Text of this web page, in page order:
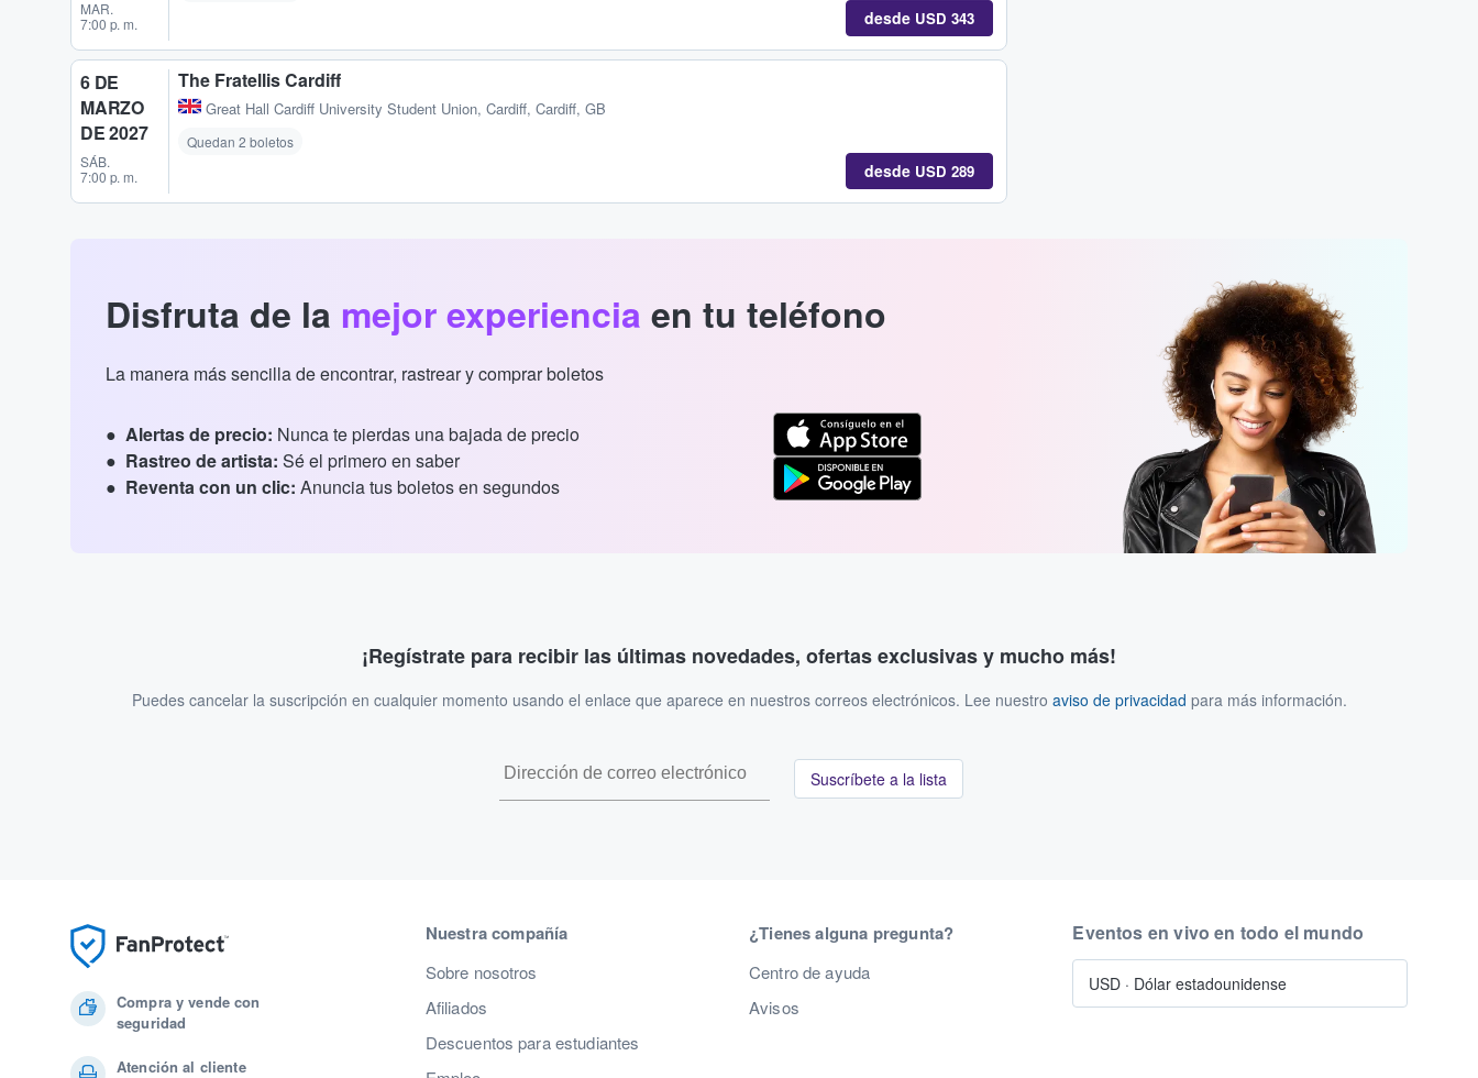
MAR.
7:00 p. m.
desde USD 343
6 DE
MARZO
DE 2027
SÁB.
7:00 p. m.
The Fratellis Cardiff
Great Hall Cardiff University Student Union, Cardiff, Cardiff, GB
Quedan 2 boletos
desde USD 289
Disfruta de la mejor experiencia en tu teléfono
La manera más sencilla de encontrar, rastrear y comprar boletos
Alertas de precio: Nunca te pierdas una bajada de precio
Rastreo de artista: Sé el primero en saber
Reventa con un clic: Anuncia tus boletos en segundos
¡Regístrate para recibir las últimas novedades, ofertas exclusivas y mucho más!
Puedes cancelar la suscripción en cualquier momento usando el enlace que aparece en nuestros correos electrónicos. Lee nuestro aviso de privacidad para más información.
Suscríbete a la lista
Compra y vende con
seguridad
Atención al cliente
Nuestra compañía
Sobre nosotros
Afiliados
Descuentos para estudiantes
¿Tienes alguna pregunta?
Centro de ayuda
Avisos
Eventos en vivo en todo el mundo
USD · Dólar estadounidense